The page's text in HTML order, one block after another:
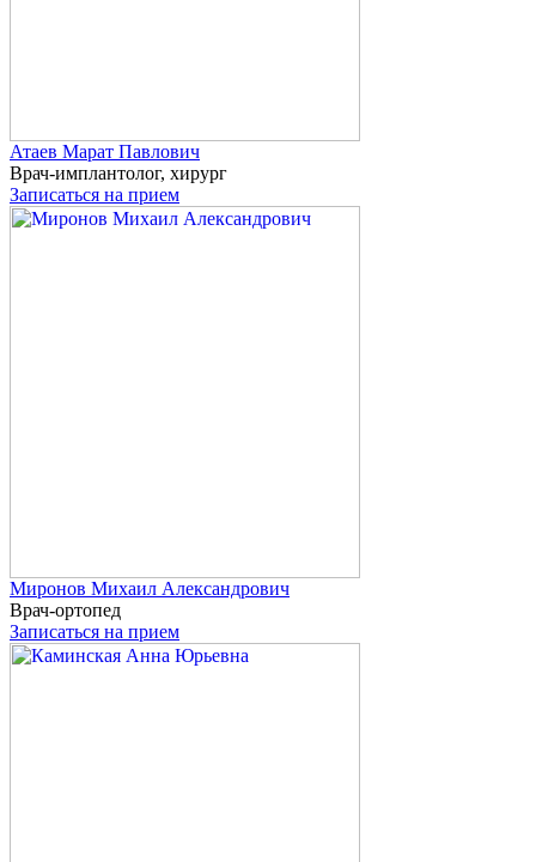
Атаев Марат Павлович
Врач-имплантолог, хирург
Записаться на прием
Миронов Михаил Александрович
Врач-ортопед
Записаться на прием